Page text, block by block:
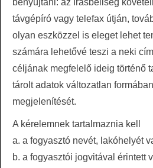
benyújtani: az írásbeliség
távgépíró vagy telefax útján,
olyan eszközzel is eleget lehet
számára lehetővé teszi a neki
céljának megfelelő ideig történő
tárolt adatok változatlan
megjelenítését.
A kérelemnek tartalmaznia kell
a. a fogyasztó nevét, lakóhelyét
b. a fogyasztói jogvitával érintett